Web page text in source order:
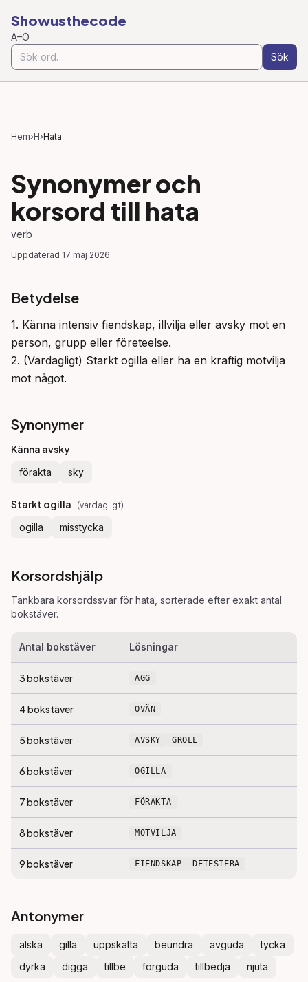
Showusthecode
A–Ö
Sök
Hem›H›Hata
Synonymer och
korsord till hata
verb
Uppdaterad 17 maj 2026
Betydelse
1. Känna intensiv fiendskap, illvilja eller avsky mot en
person, grupp eller företeelse.
2. (Vardagligt) Starkt ogilla eller ha en kraftig motvilja
mot något.
Synonymer
Känna avsky
förakta sky
Starkt ogilla (vardagligt)
ogilla misstycka
Korsordshjälp
Tänkbara korsordssvar för hata , sorterade efter exakt antal
bokstäver.
Antal bokstäver Lösningar
3bokstäver AGG
4bokstäver OVÄN
5bokstäver AVSKY GROLL
6bokstäver OGILLA
7bokstäver FÖRAKTA
8bokstäver MOTVILJA
9bokstäver FIENDSKAP DETESTERA
Antonymer
älska gilla uppskatta beundra avguda
tycka
dyrka
digga tillbe förguda tillbedja njuta